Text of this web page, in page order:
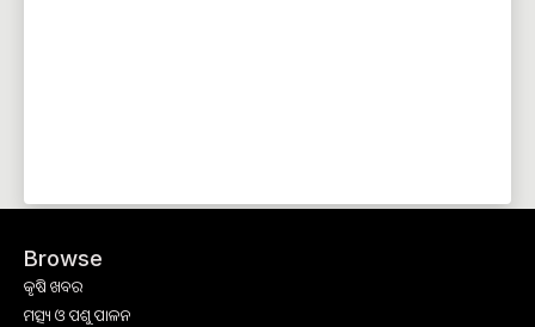
Browse
କୃଷି ଖବର
ମତ୍ସ୍ୟ ଓ ପଶୁ ପାଳନ